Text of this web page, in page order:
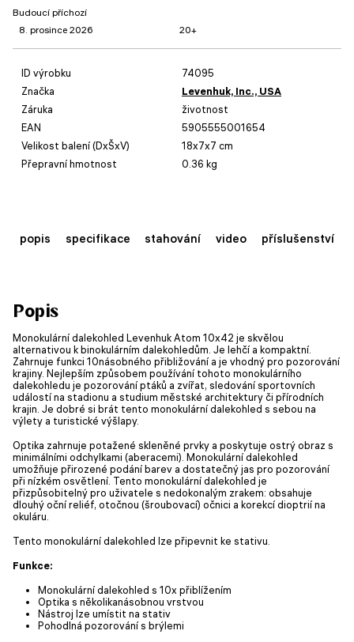
Budoucí příchozí
8. prosince 2026
20+
ID výrobku
74095
Značka
Levenhuk, Inc., USA
Záruka
životnost
EAN
5905555001654
Velikost balení (DxŠxV)
18x7x7 cm
Přepravní hmotnost
0.36 kg
popis specifikace stahování video příslušenství
Popis
Monokulární dalekohled Levenhuk Atom 10x42 je skvělou
alternativou k binokulárním dalekohledům. Je lehčí a kompaktní.
Zahrnuje funkci 10násobného přibližování a je vhodný pro pozorování
krajiny. Nejlepším způsobem používání tohoto monokulárního
dalekohledu je pozorování ptáků a zvířat, sledování sportovních
událostí na stadionu a studium městské architektury či přírodních
krajin. Je dobré si brát tento monokulární dalekohled s sebou na
výlety a turistické výšlapy.
Optika zahrnuje potažené skleněné prvky a poskytuje ostrý obraz s
minimálními odchylkami (aberacemi). Monokulární dalekohled
umožňuje přirozené podání barev a dostatečný jas pro pozorování
při nízkém osvětlení. Tento monokulární dalekohled je
přizpůsobitelný pro uživatele s nedokonalým zrakem: obsahuje
dlouhý oční reliéf, otočnou (šroubovací) očnici a korekcí dioptrií na
okuláru.
Tento monokulární dalekohled lze připevnit ke stativu.
Funkce:
Monokulární dalekohled s 10x přiblížením
Optika s několikanásobnou vrstvou
Nástroj lze umístit na stativ
Pohodlná pozorování s brýlemi